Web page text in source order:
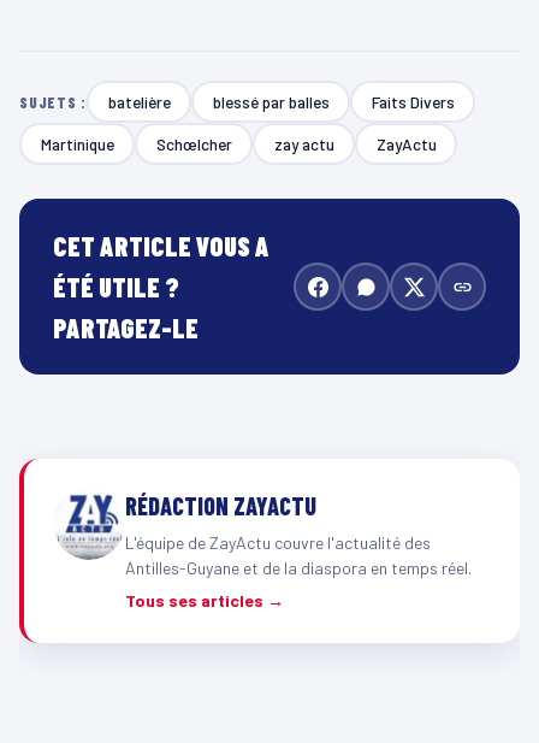
SUJETS : batelière blessé par balles Faits Divers
Martinique Schœlcher zay actu ZayActu
CET ARTICLE VOUS A
ÉTÉ UTILE ?
PARTAGEZ-LE
RÉDACTION ZAYACTU
L'équipe de ZayActu couvre l'actualité des
Antilles-Guyane et de la diaspora en temps réel.
Tous ses articles →